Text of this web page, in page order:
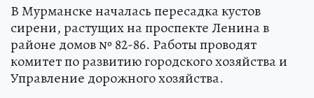
В Мурманске началась пересадка кустов
сирени, растущих на проспекте Ленина в
районе домов № 82-86. Работы проводят
комитет по развитию городского хозяйства и
Управление дорожного хозяйства.